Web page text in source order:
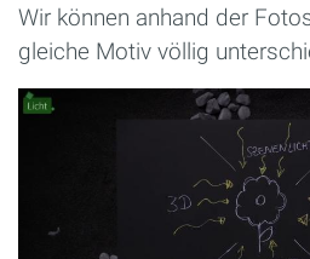
Wir können anhand der
gleiche Motiv völlig